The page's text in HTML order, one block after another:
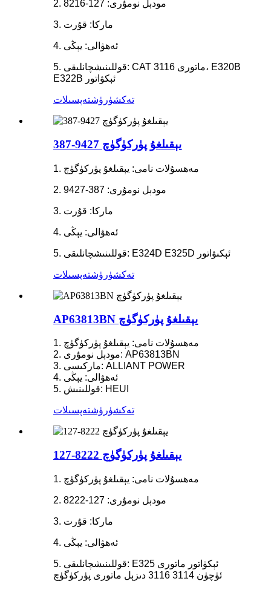
2. مودېل نومۇرى: 127-8216
3. ماركا: قۇرت
4. ئەھۋالى: يېڭى
5. قوللىنىشچانلىقى: CAT 3116 ماتورى، E320B
E322B ئېكۋاتور
تەكشۈرۈشتەپسىلات
387-9427 يېقىلغۇ پۈركۈگۈچ
1. مەھسۇلات نامى: يېقىلغۇ پۈركۈگۈچ
2. مودېل نومۇرى: 387-9427
3. ماركا: قۇرت
4. ئەھۋالى: يېڭى
5. قوللىنىشچانلىقى: E324D E325D ئېكىۋاتور
تەكشۈرۈشتەپسىلات
AP63813BN يېقىلغۇ پۈركۈگۈچ
1. مەھسۇلات نامى: يېقىلغۇ پۈركۈگۈچ
2. مودېل نومۇرى: AP63813BN
3. ماركىسى: ALLIANT POWER
4. ئەھۋالى: يېڭى
5. قوللىنىش: HEUI
تەكشۈرۈشتەپسىلات
127-8222 يېقىلغۇ پۈركۈگۈچ
1. مەھسۇلات نامى: يېقىلغۇ پۈركۈگۈچ
2. مودېل نومۇرى: 127-8222
3. ماركا: قۇرت
4. ئەھۋالى: يېڭى
5. قوللىنىشچانلىقى: E325 ئېكۋاتور ماتورى
ئۈچۈن 3114 3116 دىزېل ماتورى پۈركۈگۈچ